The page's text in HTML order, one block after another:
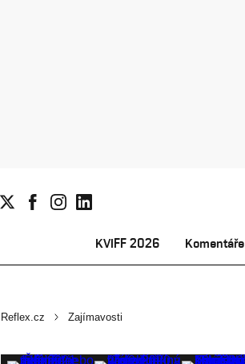
KVIFF 2026 Komentáře
Reflex.cz Zajímavosti